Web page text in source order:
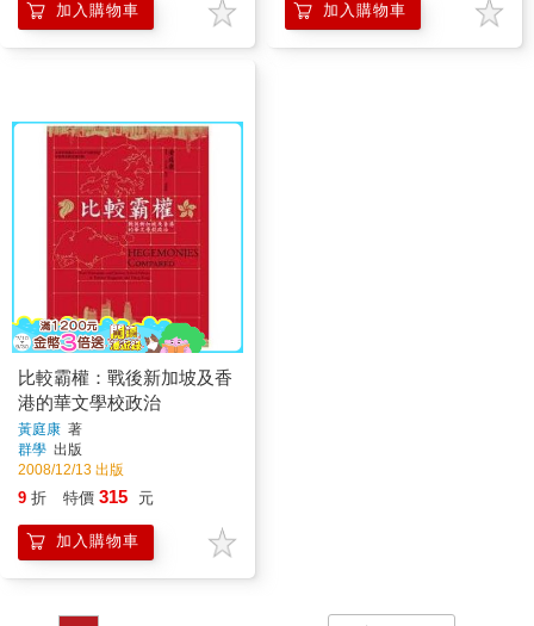
加入購物車 加入購物車
比較霸權：戰後新加坡及香
港的華文學校政治
黃庭康 著
群學 出版
2008/12/13 出版
9 折 特價 315 元
加入購物車